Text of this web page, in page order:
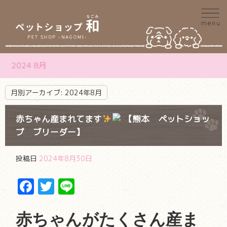
2024 8月
月別アーカイブ: 2024年8月
赤ちゃん産まれてます
【熊本 ペットショッ
プ ブリーダー】
投稿日 2024年8月30日
Facebook
Twitter
赤ちゃんがたくさん産ま